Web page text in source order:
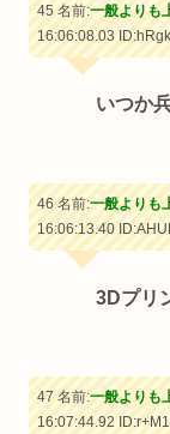
45 名前:一般よりも
16:06:08.03
いつか
46 名前:一般よりも
16:06:13.40
3Dプリ
47 名前:一般よりも
16:07:44.92